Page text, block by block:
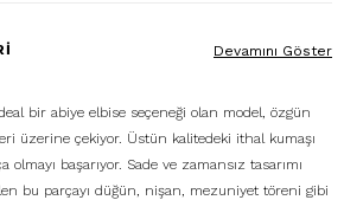
bir abiye elbise seçeneği olan model, özgün
üzerine çekiyor. Üstün kalitedeki ithal kumaşı
başarıyor. Sade ve zamansız tasarımı
bu parçayı düğün, nişan, mezuniyet töreni gibi
Devamını Göster